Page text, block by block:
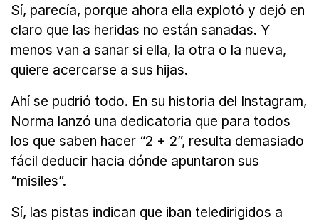
Sí, parecía, porque ahora ella explotó y dejó en
claro que las heridas no están sanadas. Y
menos van a sanar si ella, la otra o la nueva,
quiere acercarse a sus hijas.
Ahí se pudrió todo. En su historia del Instagram,
Norma lanzó una dedicatoria que para todos
los que saben hacer “2 + 2”, resulta demasiado
fácil deducir hacia dónde apuntaron sus
“misiles”.
Sí, las pistas indican que iban teledirigidos a